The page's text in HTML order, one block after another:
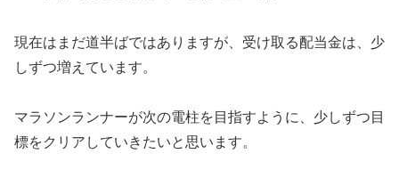
現在はまだ道半ばではありますが、受け取る配当金は、少
しずつ増えています。
マラソンランナーが次の電柱を目指すように、少しずつ目
標をクリアしていきたいと思います。